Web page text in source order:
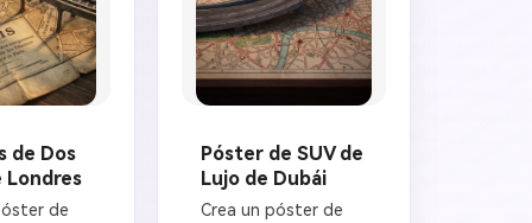
aspecto cuadrada
1:1.
de Dos
Londres
de
Póster de SUV de
Lujo de Dubái
Crea un póster de